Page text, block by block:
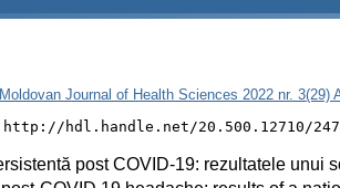
Journal of Health Sciences 2022 nr. 3(29)
http://hdl.handle.net/20.500.12710/
post COVID-19: rezultatele unui